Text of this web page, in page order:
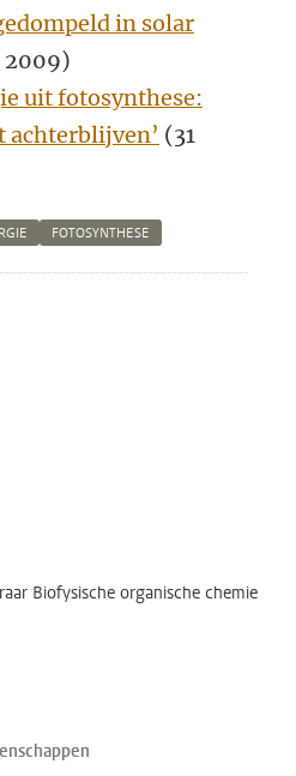
in solar
2009)
uit fotosynthese:
achterblijven’ (31
FOTOSYNTHESE
WhatsApp
via Mastodon
Biofysische organische chemie